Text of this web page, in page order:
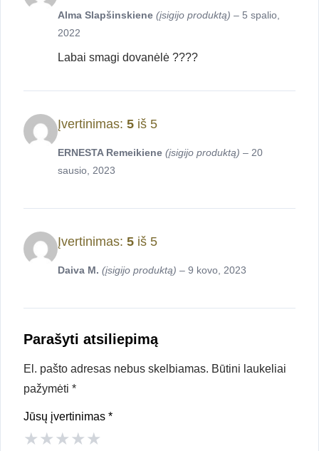
Alma Slapšinskiene (įsigijo produktą) – 5 spalio,
2022
Labai smagi dovanėlė ????
Įvertinimas: 5 iš 5
ERNESTA Remeikiene (įsigijo produktą) – 20
sausio, 2023
Įvertinimas: 5 iš 5
Daiva M. (įsigijo produktą) – 9 kovo, 2023
Parašyti atsiliepimą
El. pašto adresas nebus skelbiamas. Būtini laukeliai
pažymėti *
Jūsų įvertinimas *
★★★★★